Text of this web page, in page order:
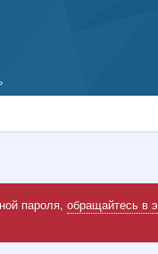
пароля, обращайтесь в